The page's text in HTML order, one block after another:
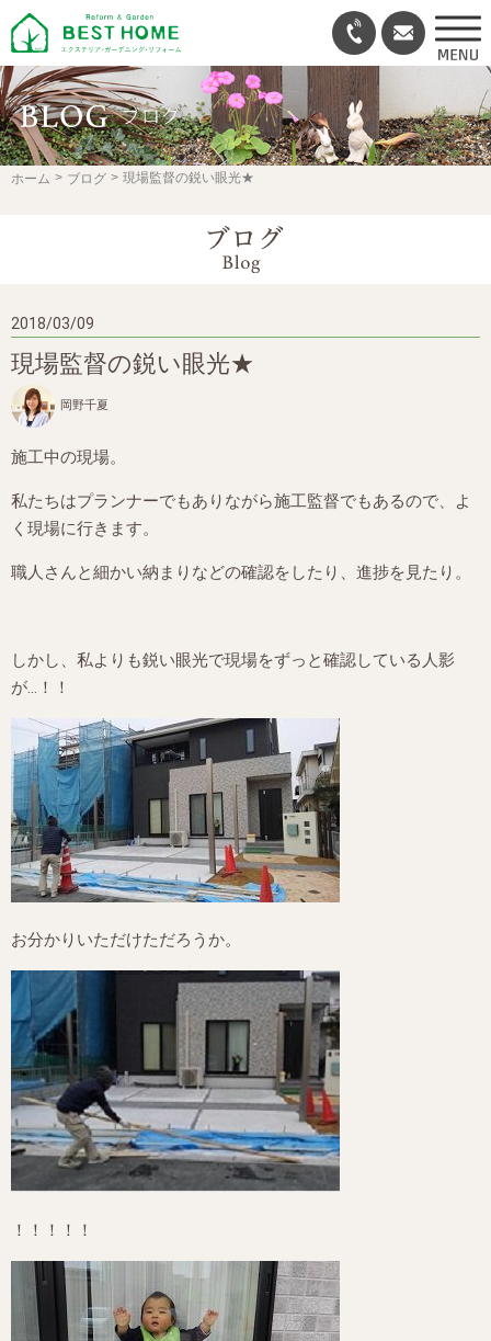
ホーム ブログ 現場監督の鋭い眼光★
2018/03/09
現場監督の鋭い眼光★
岡野千夏
施工中の現場。
私たちはプランナーでもありながら施工監督でもあるので、よ
く現場に行きます。
職人さんと細かい納まりなどの確認をしたり、進捗を見たり。
しかし、私よりも鋭い眼光で現場をずっと確認している人影
が…！！
お分かりいただけただろうか。
！！！！！